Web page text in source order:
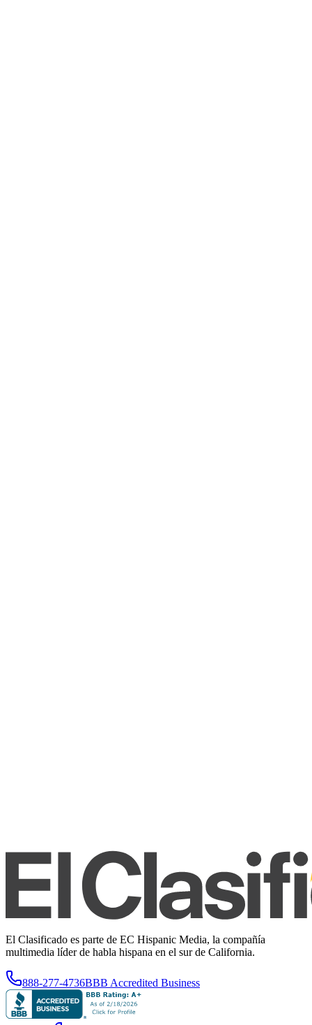
El Clasificado es parte de EC Hispanic Media, la compañía
multimedia líder de habla hispana en el sur de California.
888-277-4736BBB Accredited Business